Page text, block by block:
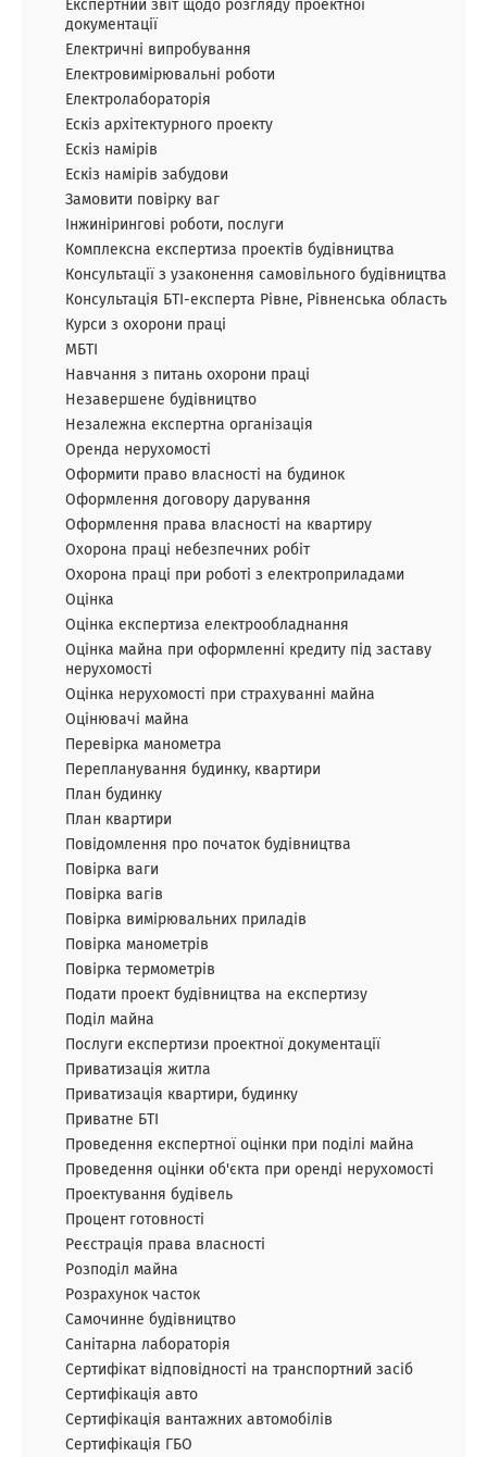
Експертний звіт щодо розгляду проектної
документації
Електричні випробування
Електровимірювальні роботи
Електролабораторія
Ескіз архітектурного проекту
Ескіз намірів
Ескіз намірів забудови
Замовити повірку ваг
Інжинірингові роботи, послуги
Комплексна експертиза проектів будівництва
Консультації з узаконення самовільного будівництва
Консультація БТІ-експерта Рівне, Рівненська область
Курси з охорони праці
МБТІ
Навчання з питань охорони праці
Незавершене будівництво
Незалежна експертна організація
Оренда нерухомості
Оформити право власності на будинок
Оформлення договору дарування
Оформлення права власності на квартиру
Охорона праці небезпечних робіт
Охорона праці при роботі з електроприладами
Оцінка
Оцінка експертиза електрообладнання
Оцінка майна при оформленні кредиту під заставу
нерухомості
Оцінка нерухомості при страхуванні майна
Оцінювачі майна
Перевірка манометра
Перепланування будинку, квартири
План будинку
План квартири
Повідомлення про початок будівництва
Повірка ваги
Повірка вагів
Повірка вимірювальних приладів
Повірка манометрів
Повірка термометрів
Подати проект будівництва на експертизу
Поділ майна
Послуги експертизи проектної документації
Приватизація житла
Приватизація квартири, будинку
Приватне БТІ
Проведення експертної оцінки при поділі майна
Проведення оцінки об'єкта при оренді нерухомості
Проектування будівель
Процент готовності
Реєстрація права власності
Розподіл майна
Розрахунок часток
Самочинне будівництво
Санітарна лабораторія
Сертифікат відповідності на транспортний засіб
Сертифікація авто
Сертифікація вантажних автомобілів
Сертифікація ГБО